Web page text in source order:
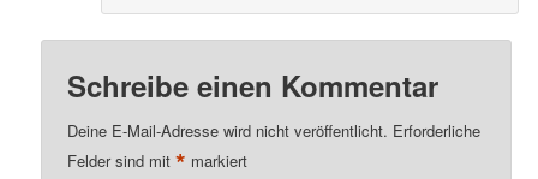
Schreibe einen Kommentar
Deine E-Mail-Adresse wird nicht veröffentlicht. Erforderliche
Felder sind mit* markiert